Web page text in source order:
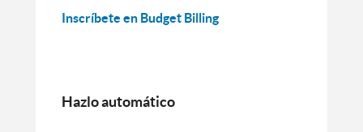
Inscríbete en Budget Billing
Hazlo automático